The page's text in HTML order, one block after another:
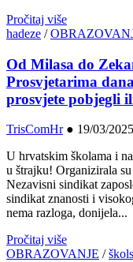
Pročitaj više
hadeze /
Od Milasa do
Prosvjetarima
prosvjete pobjegli
TrisComHr● 19/03/
U hrvatskim školama i
u štrajku! Organizirala
Nezavisni sindikat
sindikat znanosti i
nema razloga, donijela...
Pročitaj više
OBRAZOVANJE /